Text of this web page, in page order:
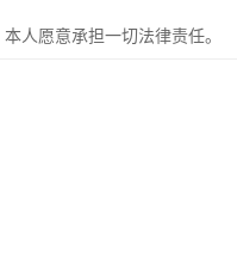
人愿意承担一切法律责任。